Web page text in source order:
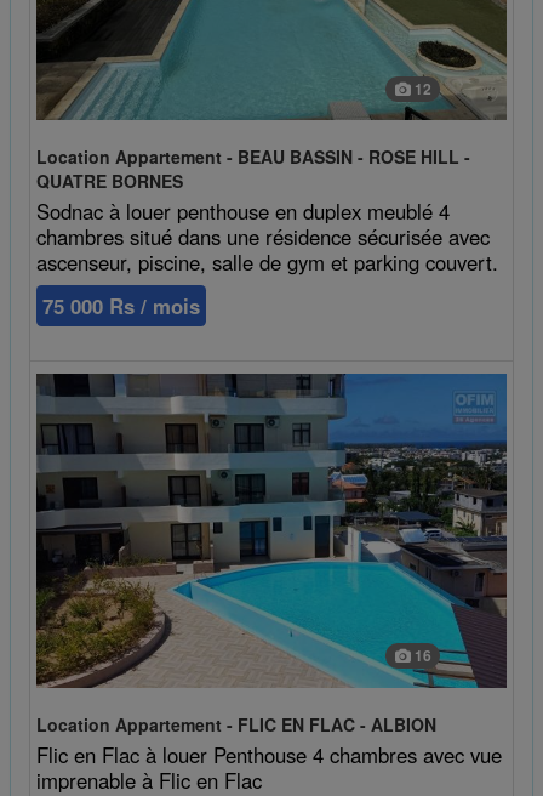
12
Location Appartement - BEAU BASSIN - ROSE HILL -
QUATRE BORNES
Sodnac à louer penthouse en duplex meublé 4
chambres situé dans une résidence sécurisée avec
ascenseur, piscine, salle de gym et parking couvert.
75 000 Rs / mois
16
Location Appartement - FLIC EN FLAC - ALBION
Flic en Flac à louer Penthouse 4 chambres avec vue
imprenable à Flic en Flac